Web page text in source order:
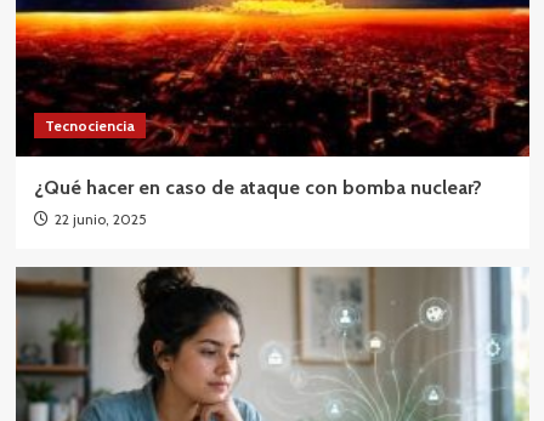
Tecnociencia
¿Qué hacer en caso de ataque con bomba nuclear?
22 junio, 2025